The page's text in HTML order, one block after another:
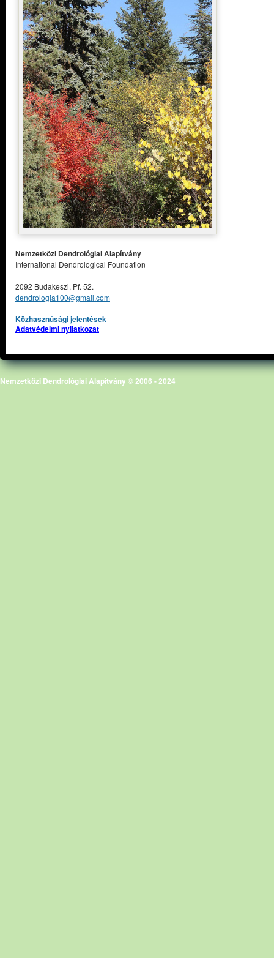
Nemzetközi Dendrológiai Alapítvány
International Dendrological Foundation
2092 Budakeszi, Pf. 52.
dendrologia100@gmail.com
Közhasznúsági jelentések
Adatvédelmi nyilatkozat
Nemzetközi Dendrológiai Alapítvány © 2006 - 2024